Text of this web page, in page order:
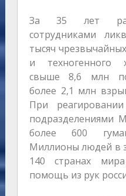
За 35 лет
сотрудниками
тысяч
и техногенного
свыше 8,6 млн
более 2,1 млн
При
подразделениями
более 600
Миллионы людей в
140 странах
помощь из рук